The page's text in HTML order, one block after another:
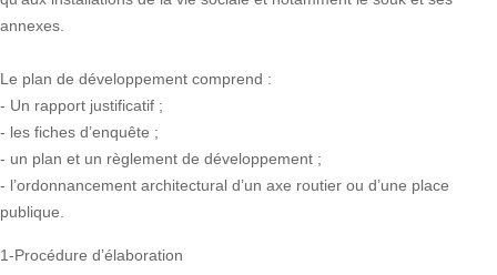
annexes.
Le plan de développement comprend :
- Un rapport justificatif ;
- les fiches d’enquête ;
- un plan et un règlement de développement ;
- l’ordonnancement architectural d’un axe routier ou d’une place
publique.
1-Procédure d’élaboration